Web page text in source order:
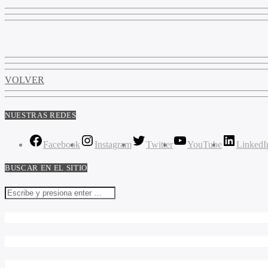
VOLVER
NUESTRAS REDES
Facebook Instagram Twitter YouTube
BUSCAR EN EL SITIO